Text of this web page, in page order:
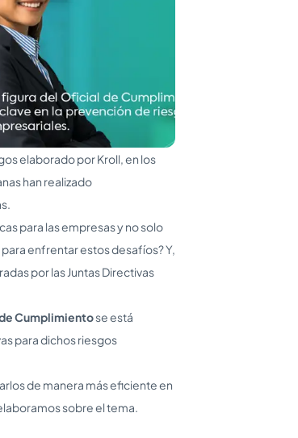
elaborado por Kroll, en los
han realizado
para las empresas y no solo
enfrentar estos desafíos? Y,
por las Juntas Directivas
Cumplimientose está
para dichos riesgos
de manera más eficiente en
sobre el tema.